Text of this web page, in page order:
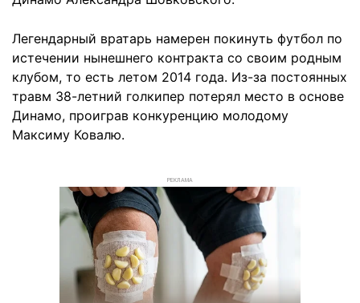
Легендарный вратарь намерен покинуть футбол по
истечении нынешнего контракта со своим родным
клубом, то есть летом 2014 года. Из-за постоянных
травм 38-летний голкипер потерял место в основе
Динамо, проиграв конкуренцию молодому
Максиму Ковалю.
РЕКЛАМА